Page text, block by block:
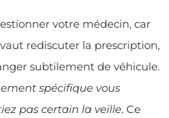
votre médecin, car
rediscuter la prescription,
subtilement de véhicule.
spécifique vous
pas certain la veille. Ce